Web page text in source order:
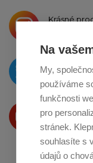
Na
My,
používáme
funkčnosti
pro
stránek.
souhlasíte s
údajů o
Krásné
O
na
Produkty
na